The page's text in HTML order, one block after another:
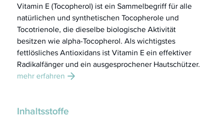
Vitamin E (Tocopherol) ist ein Sammelbegriff für alle
natürlichen und synthetischen Tocopherole und
Tocotrienole, die dieselbe biologische Aktivität
besitzen wie alpha-Tocopherol. Als wichtigstes
fettlösliches Antioxidans ist Vitamin E ein effektiver
Radikalfänger und ein ausgesprochener Hautschützer.
mehr erfahren
Inhaltsstoffe